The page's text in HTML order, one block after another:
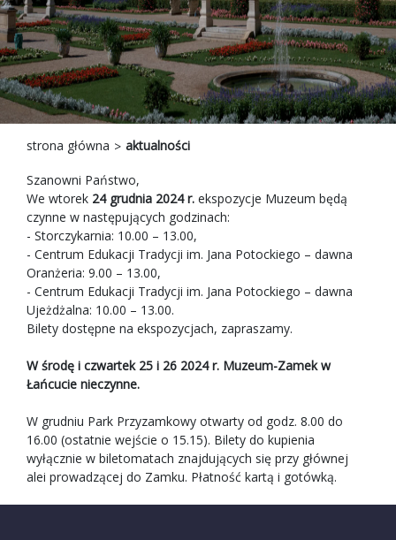
strona główna aktualności
Szanowni Państwo,
We wtorek 24 grudnia 2024 r. ekspozycje Muzeum będą
czynne w następujących godzinach:
- Storczykarnia: 10.00 – 13.00,
- Centrum Edukacji Tradycji im. Jana Potockiego – dawna
Oranżeria: 9.00 – 13.00,
- Centrum Edukacji Tradycji im. Jana Potockiego – dawna
Ujeżdżalna: 10.00 – 13.00.
Bilety dostępne na ekspozycjach, zapraszamy.
W środę i czwartek 25 i 26 2024 r. Muzeum-Zamek w
Łańcucie nieczynne.
W grudniu Park Przyzamkowy otwarty od godz. 8.00 do
16.00 (ostatnie wejście o 15.15). Bilety do kupienia
wyłącznie w biletomatach znajdujących się przy głównej
alei prowadzącej do Zamku. Płatność kartą i gotówką.